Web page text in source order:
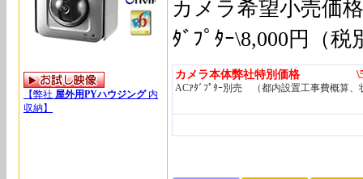
【弊社 屋外用PYハウジング 内
収納】
カメラ希望小売価
ﾀﾞﾌﾟﾀｰ\8,000円（税
カメラ本体弊社特別価格
ACｱﾀﾞﾌﾟﾀｰ別売 （都内設置工事費概算、